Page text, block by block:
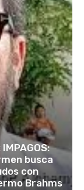
IMPAGOS:
busca
con
Brahms